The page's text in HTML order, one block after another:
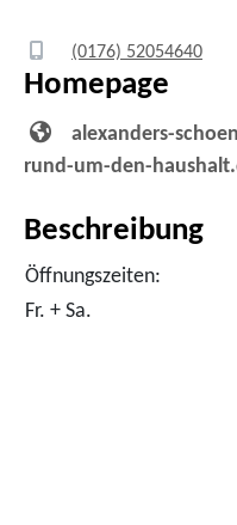
(0176) 52054640
Homepage
alexanders-
rund-um-den-
Beschreibung
Öffnungszeiten:
Fr. + Sa.